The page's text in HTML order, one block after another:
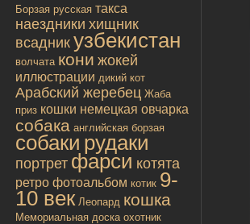
Борзая русская такса
наездники хищник
всадник узбекистан
волчата кони жокей
иллюстрации дикий кот
Арабский жеребец Жаба
приз кошки немецкая овчарка
собака английская борзая
собаки рудаки
портрет фарси котята
ретро фотоальбом котик 9-
10 век Леопард кошка
Мемориальная доска охотник